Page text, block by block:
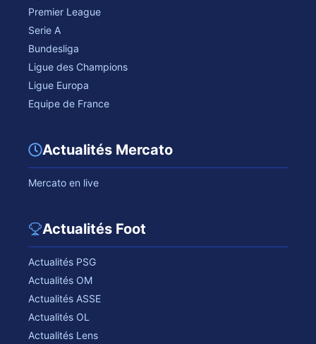
Premier League
Serie A
Bundesliga
Ligue des Champions
Ligue Europa
Equipe de France
Actualités Mercato
Mercato en live
Actualités Foot
Actualités PSG
Actualités OM
Actualités ASSE
Actualités OL
Actualités Lens